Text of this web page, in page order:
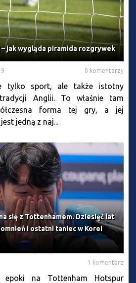
– jak wygląda piramida rozgrywek
0 komentarzy
tylko sport, ale także istotny
Anglii. To właśnie tam
forma tej gry, a jej
jedną z naj...
się z Tottenhamem. Dziesięć lat
i ostatni taniec w Korei
1 komentarz
epoki na Tottenham Hotspur